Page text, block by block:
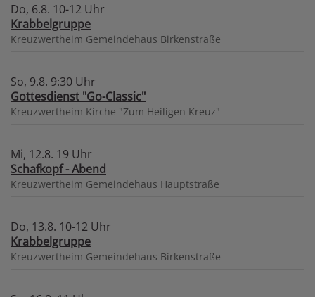
Do, 6.8. 10-12 Uhr
Krabbelgruppe
Kreuzwertheim Gemeindehaus Birkenstraße
So, 9.8. 9:30 Uhr
Gottesdienst "Go-Classic"
Kreuzwertheim Kirche "Zum Heiligen Kreuz"
Mi, 12.8. 19 Uhr
Schafkopf - Abend
Kreuzwertheim Gemeindehaus Hauptstraße
Do, 13.8. 10-12 Uhr
Krabbelgruppe
Kreuzwertheim Gemeindehaus Birkenstraße